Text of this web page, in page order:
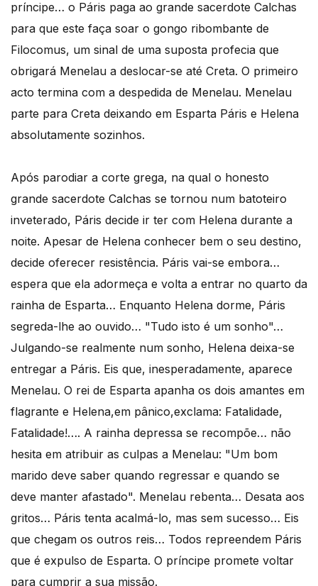
príncipe… o Páris paga ao grande sacerdote Calchas
para que este faça soar o gongo ribombante de
Filocomus, um sinal de uma suposta profecia que
obrigará Menelau a deslocar-se até Creta. O primeiro
acto termina com a despedida de Menelau. Menelau
parte para Creta deixando em Esparta Páris e Helena
absolutamente sozinhos.
Após parodiar a corte grega, na qual o honesto
grande sacerdote Calchas se tornou num batoteiro
inveterado, Páris decide ir ter com Helena durante a
noite. Apesar de Helena conhecer bem o seu destino,
decide oferecer resistência. Páris vai-se embora…
espera que ela adormeça e volta a entrar no quarto da
rainha de Esparta… Enquanto Helena dorme, Páris
segreda-lhe ao ouvido… "Tudo isto é um sonho"…
Julgando-se realmente num sonho, Helena deixa-se
entregar a Páris. Eis que, inesperadamente, aparece
Menelau. O rei de Esparta apanha os dois amantes em
flagrante e Helena,em pânico,exclama: Fatalidade,
Fatalidade!…. A rainha depressa se recompõe… não
hesita em atribuir as culpas a Menelau: "Um bom
marido deve saber quando regressar e quando se
deve manter afastado". Menelau rebenta… Desata aos
gritos… Páris tenta acalmá-lo, mas sem sucesso… Eis
que chegam os outros reis… Todos repreendem Páris
que é expulso de Esparta. O príncipe promete voltar
para cumprir a sua missão.